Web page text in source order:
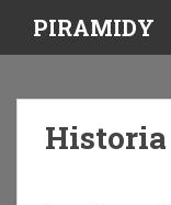
i
PIRAMIDY
Historia